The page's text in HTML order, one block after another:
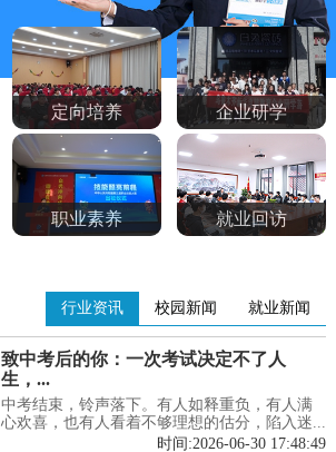
定向培养 企业研学
职业素养 就业回访
行业资讯 校园新闻 就业新闻
致中考后的你：一次考试决定不了人
生，...
中考结束，铃声落下。有人如释重负，有人满
心欢喜，也有人看着不够理想的估分，陷入迷...
时间:2026-06-30 17:48:49